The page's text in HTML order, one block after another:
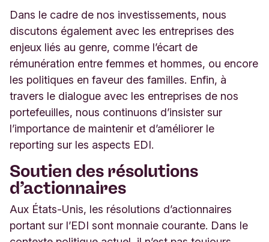
Dans le cadre de nos investissements, nous
discutons également avec les entreprises des
enjeux liés au genre, comme l’écart de
rémunération entre femmes et hommes, ou encore
les politiques en faveur des familles. Enfin, à
travers le dialogue avec les entreprises de nos
portefeuilles, nous continuons d’insister sur
l’importance de maintenir et d’améliorer le
reporting sur les aspects EDI.
Soutien des résolutions
d’actionnaires
Aux États-Unis, les résolutions d’actionnaires
portant sur l’EDI sont monnaie courante. Dans le